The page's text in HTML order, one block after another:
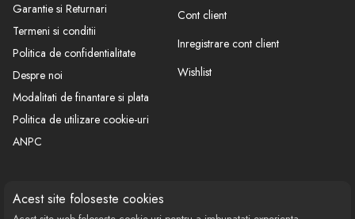
Acest site foloseste cookies
Garantie si Returnari
Termeni si conditii
Politica de confidentialitate
Despre noi
Modalitati de finantare si plata
Politica de utilizare cookie-uri
ANPC
Cont client
Inregistrare cont client
Wishlist
CONTACT